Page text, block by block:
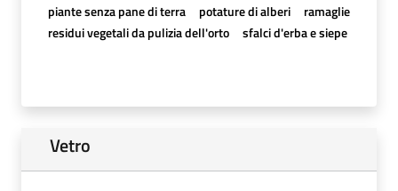
piante senza pane di terra
potature di alberi
ramaglie
residui vegetali da pulizia dell'orto
sfalci d'erba e siepe
Vetro